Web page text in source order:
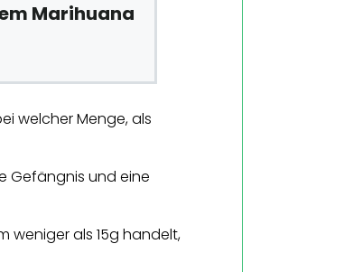
Marihuana
welcher Menge, als
Gefängnis und eine
weniger als 15g handelt,